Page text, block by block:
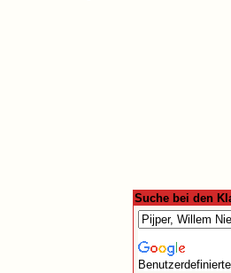
Suche bei den